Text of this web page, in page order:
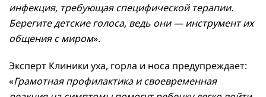
инфекция, требующая специфической терапии.
Берегите детские голоса, ведь они — инструмент их
общения с миром».
Эксперт Клиники уха, горла и носа предупреждает:
«Грамотная профилактика и своевременная